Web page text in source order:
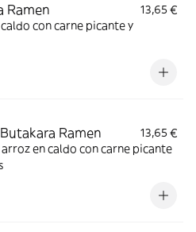
Ramen
13,65 €
con carne picante y
Ramen
13,65 €
arroz en caldo con carne picante